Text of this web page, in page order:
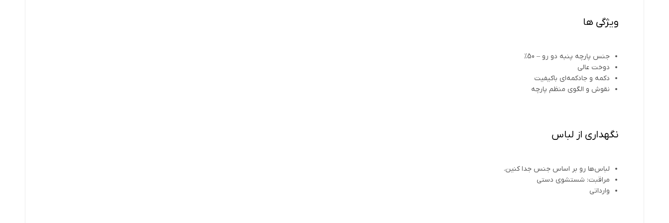
ویژگی ها
جنس پارچه پنبه دو رو – 50%
دوخت عالی
دکمه و جادکمه‌ای باکیفیت
نقوش و الگوی منظم پارچه
نگهداری از لباس
لباس‌ها رو بر اساس جنس جدا کنین.
مراقبت: شستشوی دستی
وارداتی